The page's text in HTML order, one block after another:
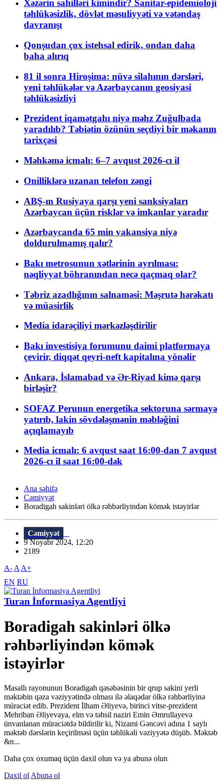
Xəzərin sahilləri kimindir? Sanitar-epidemioloji
təhlükəsizlik, dövlət məsuliyyəti və vətəndaş
davranışı
Qonşudan çox istehsal edirik, ondan daha
baha alırıq
81 il sonra Hiroşima: nüvə silahının dərsləri,
yeni təhlükələr və Azərbaycanın geosiyasi
təhlükəsizliyi
Prezident iqamətgahı niyə məhz Zuğulbada
yaradılıb? Təbiətin özünün seçdiyi bir məkanın
tarixçəsi
Məhkəmə icmalı: 6–7 avqust 2026-cı il
Onilliklərə uzanan telefon zəngi
ABŞ-ın Rusiyaya qarşı yeni sanksiyaları
Azərbaycan üçün risklər və imkanlar yaradır
Azərbaycanda 65 min vakansiya niyə
doldurulmamış qalır?
Bakı metrosunun xətlərinin ayrılması:
nəqliyyat böhranından necə qaçmaq olar?
Təbriz azadlığının salnaməsi: Məşrutə hərəkatı
və müasirlik
Media idarəçiliyi mərkəzləşdirilir
Bakı investisiya forumunu daimi platformaya
çevirir, diqqət qeyri-neft kapitalına yönəlir
Ankara, İslamabad və Ər-Riyad kimə qarşı
birləşir?
SOFAZ Perunun energetika sektoruna sərmayə
yatırıb, lakin sövdələşmənin məbləğini
açıqlamayıb
Media icmalı: 6 avqust saat 16:00-dan 7 avqust
2026-cı il saat 16:00-dək
Ana səhifə
Cəmiyyət
Boradigah sakinləri ölkə rəhbərliyindən kömək istəyirlər
Cəmiyyət
9 Noyabr 2024, 12:20
2189
A- A A+
EN RU
Turan İnformasiya Agentliyi
Boradigah sakinləri ölkə
rəhbərliyindən kömək
istəyirlər
Masallı rayonunun Boradigah qəsəbəsinin bir qrup sakini yerli
məktəbin qəza vəziyyətində olması ilə əlaqədar ölkə rəhbərliyinə
müraciət edib. Prezident İlham Əliyevə, birinci vitse-prezident
Mehriban Əliyevaya, elm və təhsil naziri Emin Əmrullayevə
ünvanlanan müraciətdə bildirilir ki, Nizami Gəncəvi adına 1 saylı
məktəb dərslərin keçirilməsi üçün təhlükəli vəziyyətə düşüb. Məktəb
&n...
Daha çox oxumaq üçün daxil olun və ya abunə olun
Daxil ol Abunə ol